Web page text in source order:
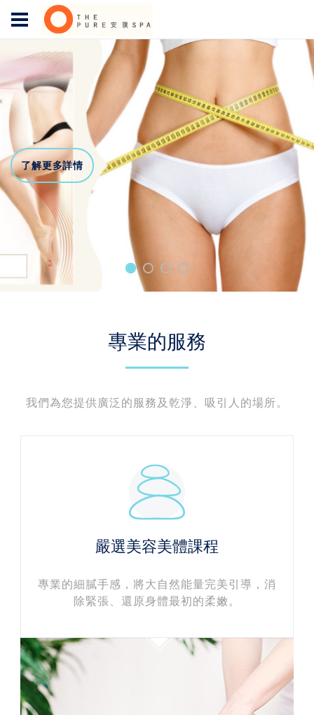
了解更多詳情
專業的服務
我們為您提供廣泛的服務及乾淨、吸引人的場所。
嚴選美容美體課程
專業的細膩手感，將大自然能量完美引導，消
除緊張、還原身體最初的柔嫩。